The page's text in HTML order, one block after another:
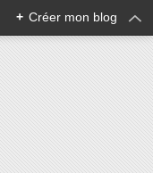
+ Créer mon blog